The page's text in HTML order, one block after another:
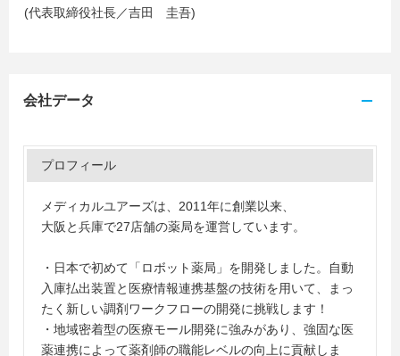
(代表取締役社長／吉田 圭吾)
会社データ
プロフィール
メディカルユアーズは、2011年に創業以来、
大阪と兵庫で27店舗の薬局を運営しています。
・日本で初めて「ロボット薬局」を開発しました。自動
入庫払出装置と医療情報連携基盤の技術を用いて、まっ
たく新しい調剤ワークフローの開発に挑戦します！
・地域密着型の医療モール開発に強みがあり、強固な医
薬連携によって薬剤師の職能レベルの向上に貢献しま